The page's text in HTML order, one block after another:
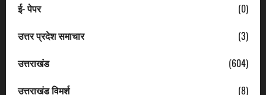
ई- पेपर
(0)
उत्तर प्रदेश समाचार
(3)
उत्तराखंड
(604)
उत्तराखंड विमर्श
(8)